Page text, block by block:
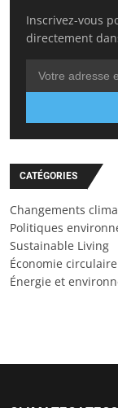
Inscrivez-vous
directement
CATÉGORIES
Changements
Politiques
Sustainable Living
Économie circulaire
Énergie et